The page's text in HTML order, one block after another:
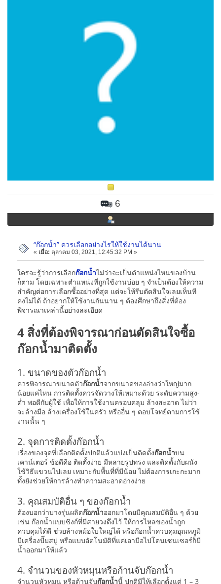
6
“ก๊อกน้ำ” ควรเลือกอย่างไรให้ใช้งานได้นาน
« เมื่อ: ตุลาคม 03, 2021, 12:45:32 PM »
ใครจะรู้ว่าการเลือกก๊อกน้ำไม่ว่าจะเป็นตำแหน่งไหนของบ้าน
ก็ตาม โดยเฉพาะตำแหน่งที่ถูกใช้งานบ่อย ๆ จำเป็นต้องให้ความ
สำคัญต่อการเลือกซื้ออย่างที่สุด แต่จะให้รีบตัดสินใจเลยเห็นที
คงไม่ได้ ถ้าอยากให้ใช้งานกันนาน ๆ ต้องศึกษาถึงสิ่งที่ต้อง
พิจารณาเหล่านี้อย่างละเอียด
4 สิ่งที่ต้องพิจารณาก่อนตัดสินใจซื้อ
ก๊อกน้ำมาติดตั้ง
1. ขนาดของตัวก๊อกน้ำ
ควรพิจารณาขนาดตัวก๊อกน้ำจากขนาดของอ่างว่าใหญ่มาก
น้อยแค่ไหน การติดตั้งควรจัดวางให้เหมาะด้วย ระดับความสูง-
ต่ำ พอดีกับผู้ใช้ เพื่อให้การใช้งานครอบคลุม ล้างสะอาด ไม่ว่า
จะล้างมือ ล้างเครื่องใช้ในครัว หรืออื่น ๆ ตอบโจทย์ตามการใช้
งานนั้น ๆ
2. จุดการติดตั้งก๊อกน้ำ
เรื่องของจุดที่เลือกติดตั้งปกติแล้วแบ่งเป็นติดตั้งก๊อกน้ำบน
เคาน์เตอร์ ข้อดีคือ ติดตั้งง่าย มีหลายรูปทรง และติดตั้งกับผนัง
ใช้วิธีแขวนไปเลย เหมาะกับพื้นที่ที่มีน้อย ไม่ต้องการเกะกะมาก
ทั้งยังช่วยให้การล้างทำความสะอาดอ่างง่าย
3. คุณสมบัติอื่น ๆ ของก๊อกน้ำ
ต้องบอกว่าบางรุ่นผลิตก๊อกน้ำออกมาโดยมีคุณสมบัติอื่น ๆ ด้วย
เช่น ก๊อกน้ำแบบซิงก์ที่มีสายวงดึงไว้ ให้การไหลของน้ำถูก
ควบคุมได้ดี ช่วยล้างหม้อใบใหญ่ได้ หรือก๊อกน้ำควบคุมอุณหภูมิ
มีเครื่องปั๊มสบู่ หรือแบบอัตโนมัติที่แค่เอามือไปโดนเซนเซอร์ก็มี
น้ำออกมาให้แล้ว
4. จำนวนของหัวหมุนหรือก้านจับก๊อกน้ำ
จำนวนหัวหมุน หรือด้านจับก๊อกน้ำนี้ ปกติมีให้เลือกตั้งแต่ 1 – 3